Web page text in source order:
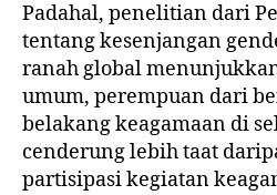
Padahal, penelitian dari
tentang kesenjangan
ranah global
umum, perempuan dari
belakang keagamaan di
cenderung lebih taat
partisipasi kegiatan